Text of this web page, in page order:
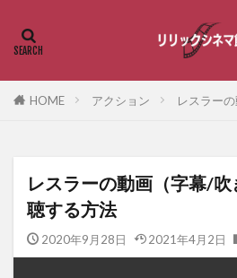
HOME アクション レスラー
レスラーの動画（字幕/
聴する方法
2020年9月28日 2021年4月2日